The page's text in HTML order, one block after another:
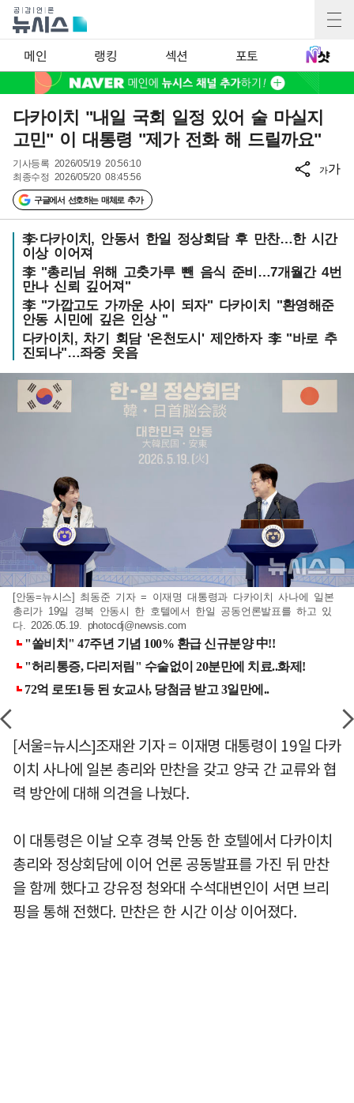
메인 랭킹 섹션 포토
다카이치 "내일 국회 일정 있어 술 마실지
고민" 이 대통령 "제가 전화 해 드릴까요"
기사등록 2026/05/19 20:56:10
최종수정 2026/05/20 08:45:56
구글에서 선호하는 매체로 추가
가가
李·다카이치, 안동서 한일 정상회담 후 만찬…한 시간
이상 이어져
李 "총리님 위해 고춧가루 뺀 음식 준비…7개월간 4번
만나 신뢰 깊어져"
李 "가깝고도 가까운 사이 되자" 다카이치 "환영해준
안동 시민에 깊은 인상 "
다카이치, 차기 회담 '온천도시' 제안하자 李 "바로 추
진되나"…좌중 웃음
[안동=뉴시스] 최동준 기자 = 이재명 대통령과 다카이치 사나에 일본
총리가 19일 경북 안동시 한 호텔에서 한일 공동언론발표를 하고 있
다. 2026.05.19. photocdj@newsis.com
[서울=뉴시스]조재완 기자 = 이재명 대통령이 19일 다카
이치 사나에 일본 총리와 만찬을 갖고 양국 간 교류와 협
력 방안에 대해 의견을 나눴다.
이 대통령은 이날 오후 경북 안동 한 호텔에서 다카이치
총리와 정상회담에 이어 언론 공동발표를 가진 뒤 만찬
을 함께 했다고 강유정 청와대 수석대변인이 서면 브리
핑을 통해 전했다. 만찬은 한 시간 이상 이어졌다.